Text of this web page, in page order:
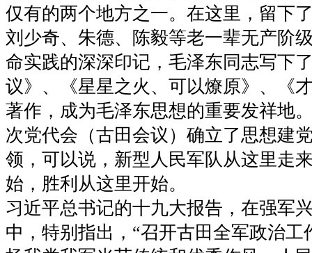
仅有的两个地方之一。在这里，留下
刘少奇、朱德、陈毅等老一辈无产阶
命实践的深深印记，毛泽东同志写下
议》、《星星之火、可以燎原》、《
著作，成为毛泽东思想的重要发祥地
次党代会（古田会议）确立了思想建
领，可以说，新型人民军队从这里走
始，胜利从这里开始。
习近平总书记的十九大报告，在强军
中，特别指出，“召开古田全军政治工